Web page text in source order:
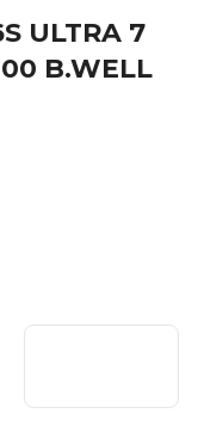
ULTRA 7
B.WELL